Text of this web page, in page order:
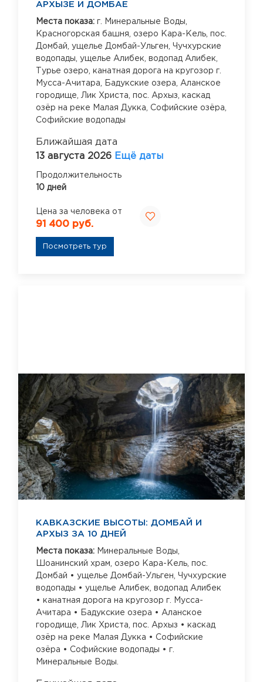
АРХЫЗЕ И ДОМБАЕ
Места показа: г. Минеральные Воды,
Красногорская башня, озеро Кара-Кель, пос.
Домбай, ущелье Домбай-Ульген, Чучхурские
водопады, ущелье Алибек, водопад Алибек,
Турье озеро, канатная дорога на кругозор г.
Мусса-Ачитара,
Бадукские озера, Аланское
городище, Лик Христа, пос. Архыз, каскад
озёр на реке Малая Дукка, Софийские озёра,
Софийские водопады
Ближайшая дата
13 августа 2026 Ещё даты
Продолжительность
10 дней
Цена за человека от
91 400 руб.
Посмотреть тур
КАВКАЗСКИЕ ВЫСОТЫ: ДОМБАЙ И
АРХЫЗ ЗА 10 ДНЕЙ
Места показа: Минеральные Воды,
Шоанинский храм, озеро Кара-Кель, пос.
Домбай • ущелье Домбай-Ульген, Чучхурские
водопады • ущелье Алибек, водопад Алибек
• канатная дорога на кругозор г. Мусса-
Ачитара • Бадукские озера • Аланское
городище,Лик Христа, пос. Архыз • каскад
озёр на реке Малая Дукка • Софийские
озёра • Софийские водопады • г.
Минеральные Воды.